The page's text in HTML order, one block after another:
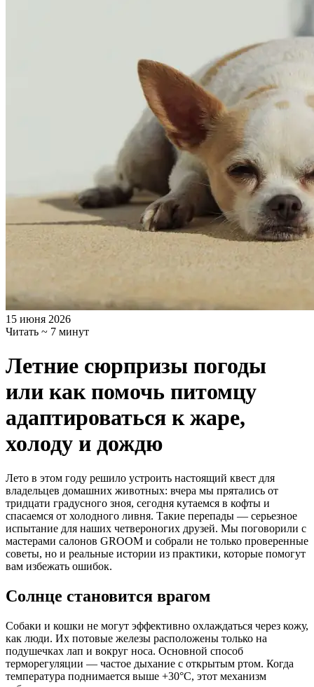
15 июня 2026
Читать ~ 7 минут
Летние сюрпризы погоды
или как помочь питомцу
адаптироваться к жаре,
холоду и дождю
Лето в этом году решило устроить настоящий квест для
владельцев домашних животных: вчера мы прятались от
тридцати градусного зноя, сегодня кутаемся в кофты и
спасаемся от холодного ливня. Такие перепады — серьезное
испытание для наших четвероногих друзей. Мы поговорили с
мастерами салонов GROOM и собрали не только проверенные
советы, но и реальные истории из практики, которые помогут
вам избежать ошибок.
Солнце становится врагом
Собаки и кошки не могут эффективно охлаждаться через кожу,
как люди. Их потовые железы расположены только на
подушечках лап и вокруг носа. Основной способ
терморегуляции — частое дыхание с открытым ртом. Когда
температура поднимается выше +30°C, этот механизм